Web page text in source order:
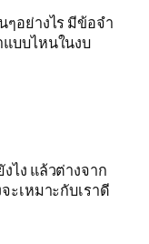
ๆอย่างไร มีข้อจำ
แบบไหนในงบ
ไง แล้วต่างจาก
ะเหมาะกับเราดี